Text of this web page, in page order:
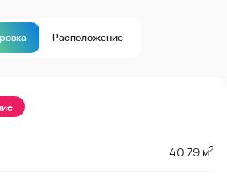
Расположение
40.79 м2